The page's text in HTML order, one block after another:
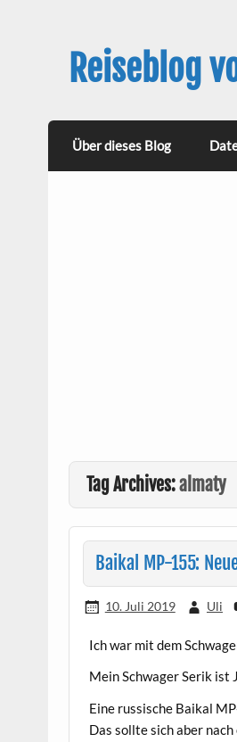
Reiseblog
Über dieses Blog
Tag Archives:almaty
Baikal MP-155:
10. Juli 2019 Uli
Ich war mit dem
Mein Schwager Serik ist
Eine russische Baikal
Das sollte sich aber